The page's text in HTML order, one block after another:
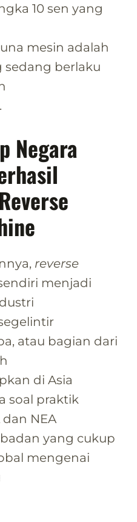
10 sen yang
mesin adalah
sedang berlaku
Negara
Reverse
reverse
menjadi
atau bagian dari
di Asia
soal praktik
NEA
yang cukup
mengenai